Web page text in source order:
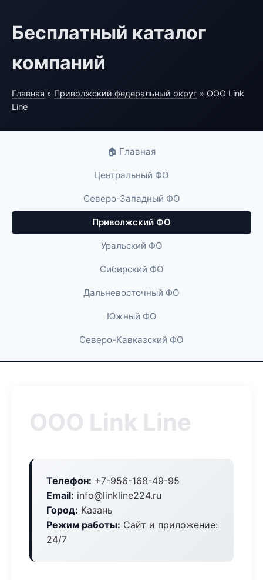
Бесплатный каталог
компаний
Главная » Приволжский федеральный округ » ООО Link
Line
🏠 Главная
Центральный ФО
Северо-Западный ФО
Приволжский ФО
Уральский ФО
Сибирский ФО
Дальневосточный ФО
Южный ФО
Северо-Кавказский ФО
ООО Link Line
Телефон: +7-956-168-49-95
Email: info@linkline224.ru
Город: Казань
Режим работы: Сайт и приложение:
24/7